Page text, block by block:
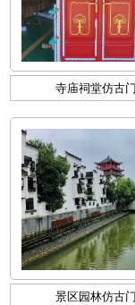
寺庙祠堂仿古
景区园林仿古